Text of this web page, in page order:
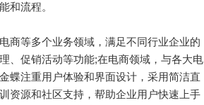
和流程。
等多个业务领域，满足不同行业企业的
、促销活动等功能;在电商领域，与各大电
蝶注重用户体验和界面设计，采用简洁直
资源和社区支持，帮助企业用户快速上手